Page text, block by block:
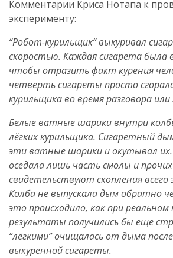
Комментарии Криса Нотапа к
эксперименту:
“Робот-курильщик” выкуривал
скоростью. Каждая сигарета была
чтобы отразить факт курения
четверть сигареты просто
курильщика во время разговора
Белые ватные шарики внутри
лёгких курильщика. Сигаретный
эти ватные шарики и окутывал
оседала лишь часть смолы и
свидетельствуют скопления всего
Колба не выпускала дым обратно
это происходило, как при реальном
результаты получились бы еще
“лёгкими” очищалась от дыма
выкуренной сигареты.